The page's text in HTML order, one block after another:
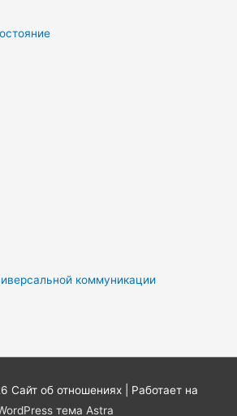
коммуникации
Сайт об отношениях | Работает на
тема Astra